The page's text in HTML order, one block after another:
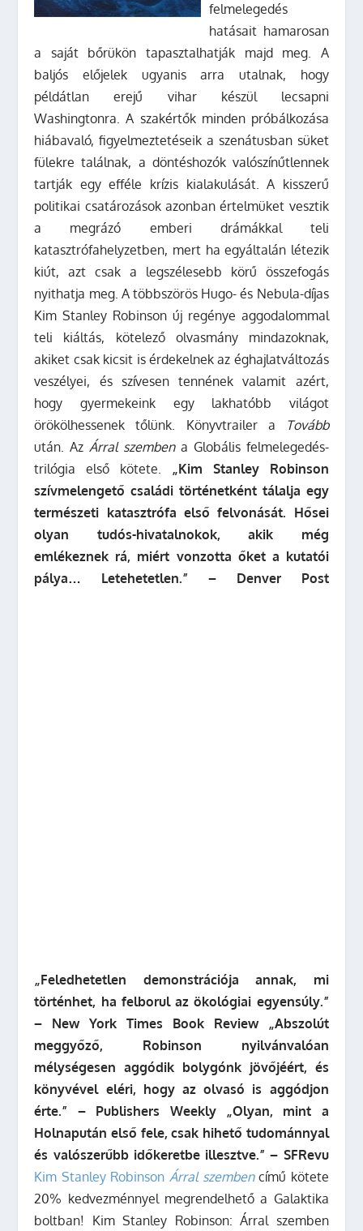
felmelegedés
hatásait hamarosan
a saját bőrükön tapasztalhatják majd meg. A
baljós előjelek ugyanis arra utalnak, hogy
példátlan erejű vihar készül lecsapni
Washingtonra. A szakértők minden próbálkozása
hiábavaló, figyelmeztetéseik a szenátusban süket
fülekre találnak, a döntéshozók valószínűtlennek
tartják egy efféle krízis kialakulását. A kisszerű
politikai csatározások azonban értelmüket vesztik
a megrázó emberi drámákkal teli
katasztrófahelyzetben, mert ha egyáltalán létezik
kiút, azt csak a legszélesebb körű összefogás
nyithatja meg. A többszörös Hugo- és Nebula-díjas
Kim Stanley Robinson új regénye aggodalommal
teli kiáltás, kötelező olvasmány mindazoknak,
akiket csak kicsit is érdekelnek az éghajlatváltozás
veszélyei, és szívesen tennének valamit azért,
hogy gyermekeink egy lakhatóbb világot
örökölhessenek tőlünk.
Könyvtrailer a
Tovább
után. AzÁrral szembena Globális felmelegedés-
trilógia első kötete. „Kim Stanley Robinson
szívmelengető családi történetként tálalja egy
természeti katasztrófa első felvonását. Hősei
olyan tudós-hivatalnokok, akik még
emlékeznek rá, miért vonzotta őket a kutatói
pálya… Letehetetlen.”
– Denver Post
„Feledhetetlen demonstrációja annak, mi
történhet, ha felborul az ökológiai egyensúly.”
– New York Times Book Review
„Abszolút
meggyőző, Robinson nyilvánvalóan
mélységesen aggódik bolygónk jövőjéért, és
könyvével eléri, hogy az olvasó is aggódjon
érte.”
– Publishers Weekly
„Olyan, mint a
Holnapután első fele, csak hihető tudománnyal
és valószerűbb időkeretbe illesztve.” – SFRevu
Kim Stanley Robinson Árral szembencímű kötete
20% kedvezménnyel megrendelhető a Galaktika
boltban! Kim Stanley Robinson: Árral szemben